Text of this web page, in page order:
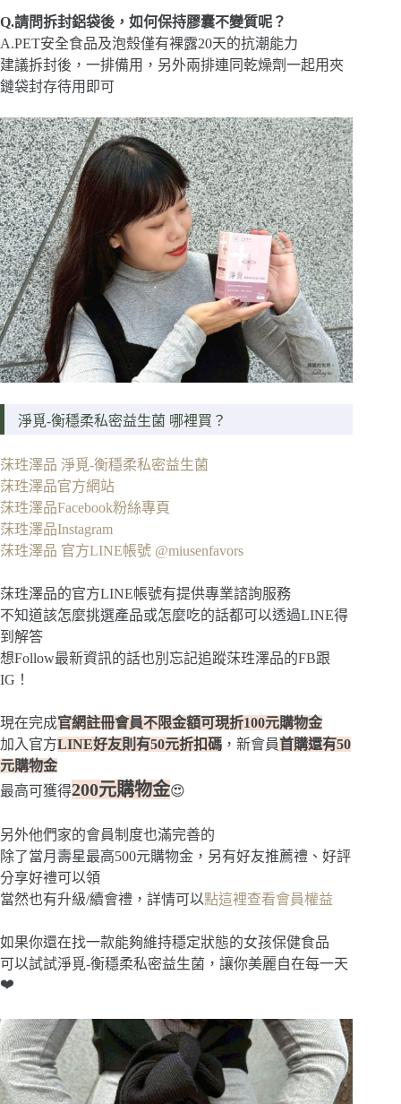
Q.請問拆封鋁袋後，如何保持膠囊不變質呢？
A.PET安全食品及泡殼僅有裸露20天的抗潮能力
建議拆封後，一排備用，另外兩排連同乾燥劑一起用夾
鏈袋封存待用即可
淨覓-衡穩柔私密益生菌 哪裡買？
莯珄澤品 淨覓-衡穩柔私密益生菌
莯珄澤品官方網站
莯珄澤品Facebook粉絲專頁
莯珄澤品Instagram
莯珄澤品 官方LINE帳號 @miusenfavors
莯珄澤品的官方LINE帳號有提供專業諮詢服務
不知道該怎麼挑選產品或怎麼吃的話都可以透過LINE得
到解答
想Follow最新資訊的話也別忘記追蹤莯珄澤品的FB跟
IG！
現在完成官網註冊會員不限金額可現折100元購物金
加入官方LINE好友則有50元折扣碼 ，新會員首購還有50
元購物金
最高可獲得200元購物金😍
另外他們家的會員制度也滿完善的
除了當月壽星最高500元購物金，另有好友推薦禮、好評
分享好禮可以領
當然也有升級/續會禮，詳情可以點這裡查看會員權益
如果你還在找一款能夠維持穩定狀態的女孩保健食品
可以試試淨覓-衡穩柔私密益生菌，讓你美麗自在每一天
❤️